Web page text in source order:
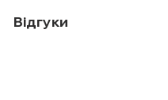
Відгуки